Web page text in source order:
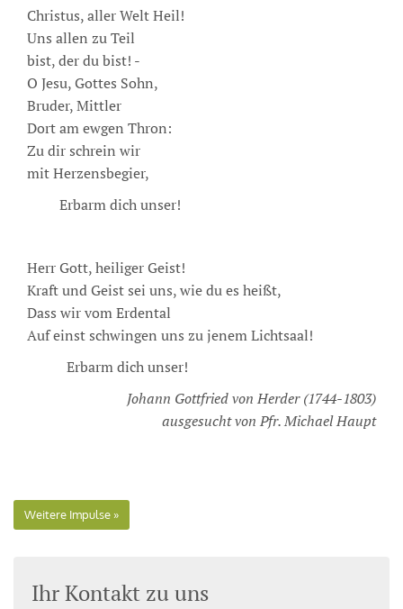
Christus, aller Welt Heil!
Uns allen zu Teil
bist, der du bist! -
O Jesu, Gottes Sohn,
Bruder, Mittler
Dort am ewgen Thron:
Zu dir schrein wir
mit Herzensbegier,
Erbarm dich unser!
Herr Gott, heiliger Geist!
Kraft und Geist sei uns, wie du es heißt,
Dass wir vom Erdental
Auf einst schwingen uns zu jenem Lichtsaal!
Erbarm dich unser!
Johann Gottfried von Herder (1744-1803)
ausgesucht von Pfr. Michael Haupt
Weitere Impulse
Ihr Kontakt zu uns